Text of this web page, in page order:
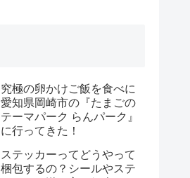
究極の卵かけご飯を食べに
愛知県岡崎市の『たまごの
テーマパーク らんパーク』
に行ってきた！
ステッカーってどうやって
梱包するの？シールやステ